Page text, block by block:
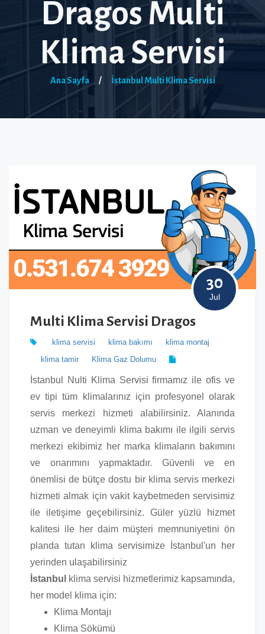
Dragos Multi
Klima Servisi
Ana Sayfa / İstanbul Multi Klima Servisi
30
Jul
Multi Klima Servisi Dragos
klima servisi klima bakımı
klima montaj
klima tamir
Klima Gaz Dolumu
İstanbul Nulti Klima Servisi firmamız ile ofis ve
ev tipi tüm klimalarınız için profesyonel olarak
servis merkezi hizmeti alabilirsiniz. Alanında
uzman ve deneyimli klima bakımı ile ilgili servis
merkezi ekibimiz her marka klimaların bakımını
ve onarımını yapmaktadır. Güvenli ve en
önemlisi de bütçe dostu bir klima servis merkezi
hizmeti almak için vakit kaybetmeden servisimiz
ile iletişime geçebilirsiniz. Güler yüzlü hizmet
kalitesi ile her daim müşteri memnuniyetini ön
planda tutan klima servisimize İstanbul'un her
yerinden ulaşabilirsiniz
İstanbul
klima servisi hizmetlerimiz kapsamında,
her model klima için:
Klima Montajı
Klima Sökümü